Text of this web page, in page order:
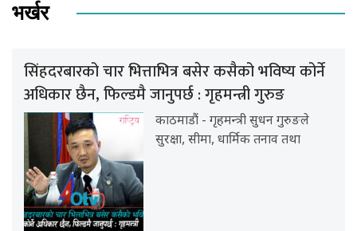
भर्खर
सिंहदरबारको चार भित्ताभित्र बसेर कसैको भविष्य कोर्ने
अधिकार छैन, फिल्डमै जानुपर्छ : गृहमन्त्री गुरुङ
काठमाडौं - गृहमन्त्री सुधन गुरुङले
सुरक्षा, सीमा, धार्मिक तनाव तथा